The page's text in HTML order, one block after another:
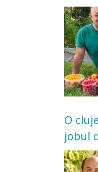
nu
O
jobul
s-a